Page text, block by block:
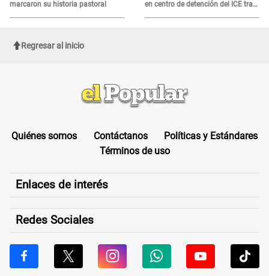
marcaron su historia pastoral
en centro de detención del ICE tras
sufrir una "emergencia médica"
Regresar al inicio
Quiénes somos Contáctanos
Políticas y Estándares
Términos de uso
Enlaces de interés
Redes Sociales